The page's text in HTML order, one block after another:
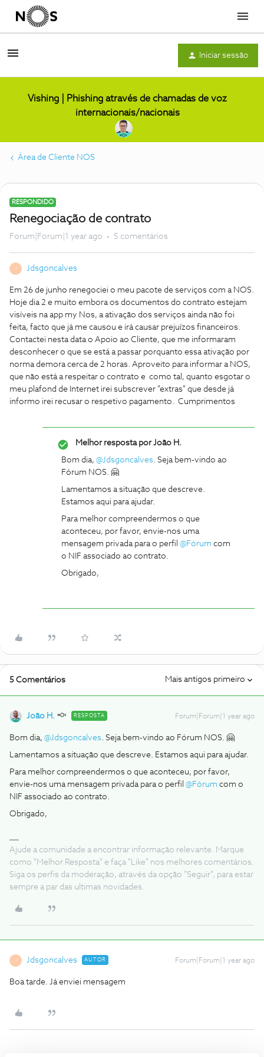
Menu
Iniciar sessão
Vishing | Phishing através de chamadas de voz
internacionais/nacionais
Área de Cliente NOS
RESPONDIDO
Renegociação de contrato
Forum|Forum|1 year ago 5 comentários
Jdsgoncalves
Em 26 de junho renegociei o meu pacote de serviços com a NOS.
Hoje dia 2 e muito embora os documentos do contrato estejam
visíveis na app my Nos, a ativação dos serviços ainda não foi
feita, facto que já me causou e irá causar prejuízos financeiros.
Contactei nesta data o Apoio ao Cliente, que me informaram
desconhecer o que se está a passar porquanto essa ativação por
norma demora cerca de 2 horas. Aproveito para informar a NOS,
que não está a respeitar o contrato e como tal, quanto esgotar o
meu plafond de Internet irei subscrever "extras" que desde já
informo irei recusar o respetivo pagamento. Cumprimentos
Melhor resposta porJoão H.
Bom dia, ​ @Jdsgoncalves. Seja bem-vindo ao
Fórum NOS. 🤗
Lamentamos a situação que descreve.
Estamos aqui para ajudar.
Para melhor compreendermos o que
aconteceu, por favor, envie-nos uma
mensagem privada para o perfil ​ @Fórum com
o NIF associado ao contrato.
Obrigado,
5 Comentários Mais antigos primeiro
João H. RESPOSTA Forum|Forum|1 year ago
Bom dia, ​ @Jdsgoncalves. Seja bem-vindo ao Fórum NOS. 🤗
Lamentamos a situação que descreve. Estamos aqui para ajudar.
Para melhor compreendermos o que aconteceu, por favor,
envie-nos uma mensagem privada para o perfil ​ @Fórum com o
NIF associado ao contrato.
Obrigado,
Ajude a comunidade a encontrar informação relevante. Marque
como "Melhor Resposta" e faça "Like" nos melhores comentários.
Siga os perfis da moderação, através da opção "Seguir", para estar
sempre a par das ultimas novidades.
Jdsgoncalves AUTOR Forum|Forum|1 year ago
Boa tarde. Já enviei mensagem